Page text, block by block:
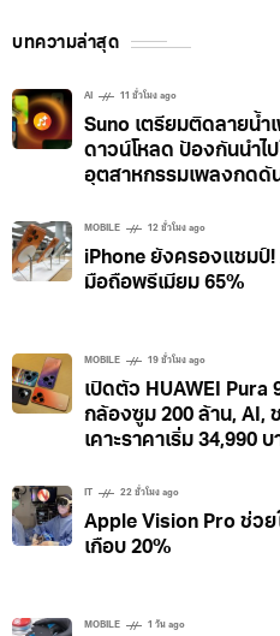
บทความล่าสุด
AI 11 ชั่วโมง ago
Suno เตรียมติดลายน้ำ
ดาวน์โหลด ป้องกันนำไ
อุตสาหกรรมเพลงกดดั
MOBILE 12 ชั่วโมง ago
iPhone ยังครองแชมป์
มือถือพรีเมียม 65%
MOBILE 19 ชั่วโมง ago
เปิดตัว HUAWEI Pura
กล้องซูม 200 ล้าน, AI, ช
เคาะราคาเริ่ม 34,990 บ
22 ชั่วโมง ago
Apple Vision Pro ช่ว
เกือบ 20%
MOBILE 1 วัน ago